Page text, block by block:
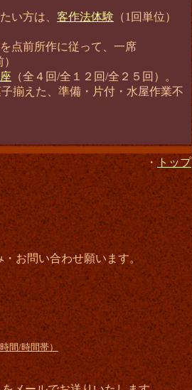
い方は、 客作法体験 （1回単位）
点前所作に従って、一席
（全４回/全１２回/全２５回）。
子揃えた、準備・片付・水屋作業不
・トップ
・お問い合わせ願います。
間/時間帯）